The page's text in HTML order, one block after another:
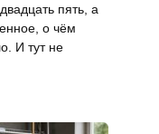
пять, а
о чём
И тут не